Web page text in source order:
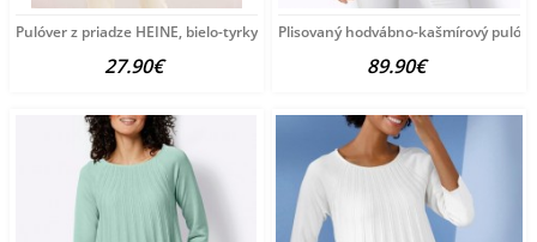
Pulóver z priadze HEINE, bielo-tyrkysový
27.90€
Plisovaný hodvábno-kašmírový
89.90€